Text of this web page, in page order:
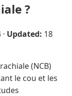
?
· Updated: 18
(NCB)
le cou et les